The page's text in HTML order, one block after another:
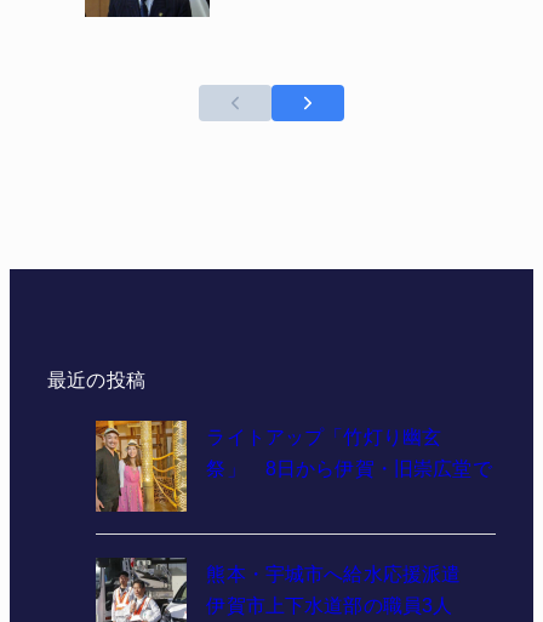
最近の投稿
ライトアップ「竹灯り幽玄
祭」 8日から伊賀・旧崇広堂で
熊本・宇城市へ給水応援派遣
伊賀市上下水道部の職員3人